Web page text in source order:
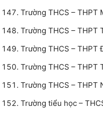
Trường THCS – THPT
Trường THCS – THPT
Trường THCS – THPT
Trường THCS – THPT
Trường THCS – THPT
Trường tiểu học –